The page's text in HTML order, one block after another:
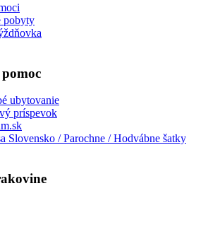
pobyty
ubytovanie
príspevok
Slovensko / Parochne / Hodvábne šatky